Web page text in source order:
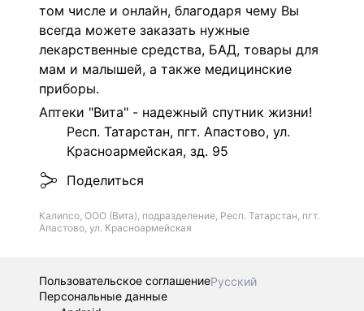
том числе и онлайн, благодаря чему Вы
всегда можете заказать нужные
лекарственные средства, БАД, товары для
мам и малышей, а также медицинские
приборы.
Аптеки "Вита" - надежный спутник жизни!
Респ. Татарстан, пгт. Апастово, ул.
Красноармейская, зд. 95
Поделиться
Калипсо, ООО (Вита), подразделение, Респ. Татарстан, пгт.
Апастово, ул. Красноармейская
Пользовательское соглашениеРусский
Персональные данные